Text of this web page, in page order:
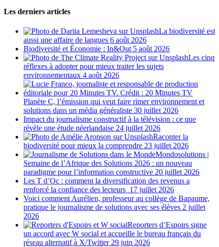
Les derniers articles
La biodiversité est
aussi une affaire de langues 6 août 2026
Biodiversité et Économie : In&Out 5 août 2026
Les cinq
réflexes à adopter pour mieux traiter les sujets
environnementaux 4 août 2026
Planète C, l’émission qui veut faire rimer environnement et
solutions dans un média généraliste 30 juillet 2026
Impact du journalisme constructif à la télévision : ce que
révèle une étude néerlandaise 24 juillet 2026
Raconter la
biodiversité pour mieux la comprendre 23 juillet 2026
Mondosolutions |
Semaine de l’Afrique des Solutions 2026 : un nouveau
paradigme pour l’information constructive 20 juillet 2026
Les T d’Oc : comment la diversification des revenus a
renforcé la confiance des lecteurs 17 juillet 2026
Voici comment Aurélien, professeur au collège de Bapaume,
pratique le journalisme de solutions avec ses élèves 2 juillet
2026
Reporters d’Espoirs signe
un accord avec W social et accueille le bureau français du
réseau alternatif à X/Twitter 29 juin 2026